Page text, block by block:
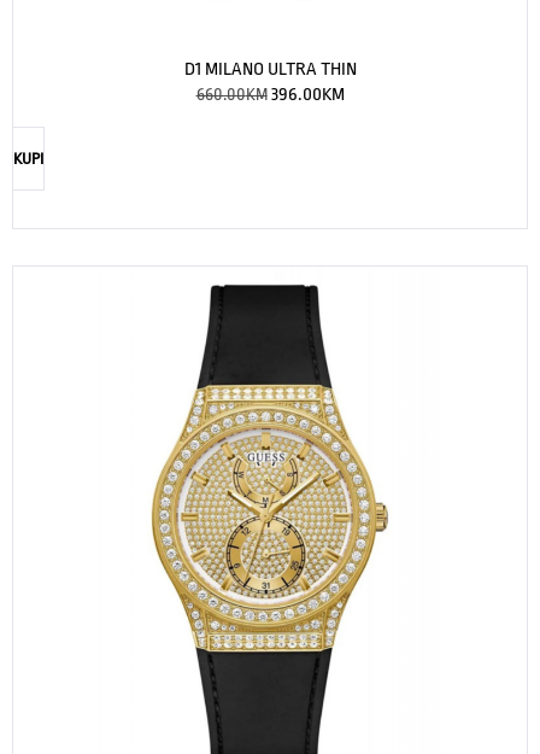
D1 MILANO ULTRA THIN
660.00KM 396.00KM
KUPI